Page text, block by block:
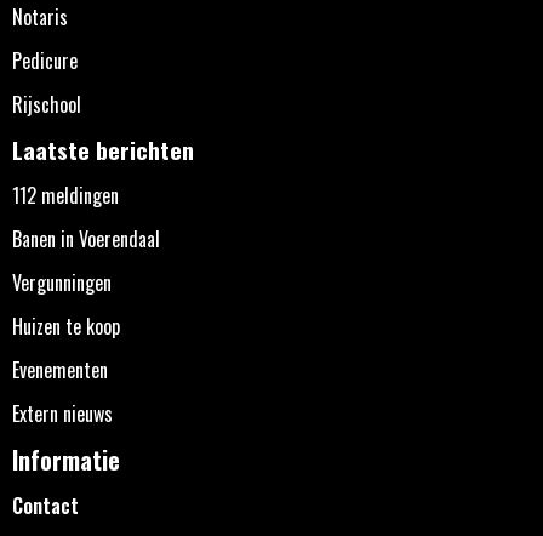
Notaris
Pedicure
Rijschool
Laatste berichten
112 meldingen
Banen in Voerendaal
Vergunningen
Huizen te koop
Evenementen
Extern nieuws
Informatie
Contact